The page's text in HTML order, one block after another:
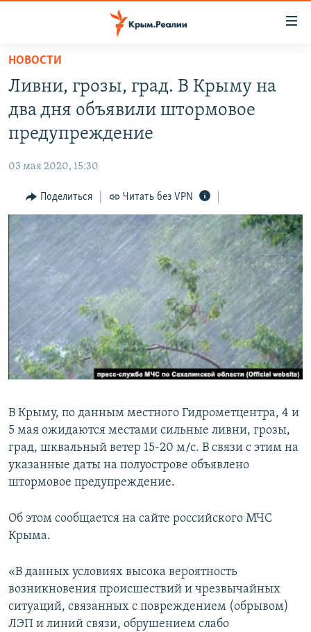
Вернуться
основному
содержанию
главной
Вернутся
поиску
СПЕЦПРОЕКТЫ
11 ЛЕТ ОККУПАЦИИ КРЫМА. 11 ИСТОРИЙ СОПРОТИВЛЕНИЯ
ЕЩЕ
ИНТЕРАКТИВ
ИНФОГРАФИКА
ТЕЛЕПРОЕКТ КРЫМ.РЕАЛИИ
СОВЕТЫ ПРАВОЗАЩИТНИКОВ
ПРОПАВШИЕ БЕЗ ВЕСТИ
ПОБЕДИТЕЛЕЙ НЕ СУДЯТ?
КРЫМ.НЕПОКОРЕННЫЙ
ELIFBE
РАДІО СВОБОДА
КАК ОБОЙТИ БЛОКИРОВКУ
Українською
Qırımtatar
ПРИСОЕДИНЯЙТЕСЬ!
Все сайты RFE/RL
НОВОСТИ
Ливни, грозы, град. В Крыму на
два дня объявили штормовое
предупреждение
03 мая 2020, 15:30
Поделиться Читать без VPN
В Крыму, по данным местного Гидрометцентра, 4 и
5 мая ожидаются местами сильные ливни, грозы,
град, шквальный ветер 15-20 м/с. В связи с этим на
указанные даты на полуострове объявлено
штормовое предупреждение.
Об этом сообщается на сайте российского МЧС
Крыма.
«В данных условиях высока вероятность
возникновения происшествий и чрезвычайных
ситуаций, связанных с повреждением (обрывом)
ЛЭП и линий связи, обрушением слабо